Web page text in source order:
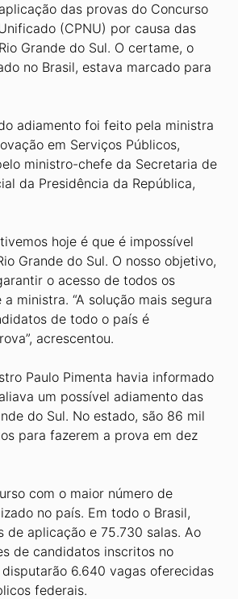
das provas do Concurso
(CPNU) por causa das
Grande do Sul. O certame, o
no Brasil, estava marcado para
adiamento foi feito pela ministra
em Serviços Públicos,
ministro-chefe da Secretaria de
da Presidência da República,
hoje é que é impossível
Grande do Sul. O nosso objetivo,
o acesso de todos os
a ministra. “A solução mais segura
de todo o país é
acrescentou.
Paulo Pimenta havia informado
um possível adiamento das
do Sul. No estado, são 86 mil
para fazerem a prova em dez
com o maior número de
no país. Em todo o Brasil,
de aplicação e 75.730 salas. Ao
de candidatos inscritos no
6.640 vagas oferecidas
federais.